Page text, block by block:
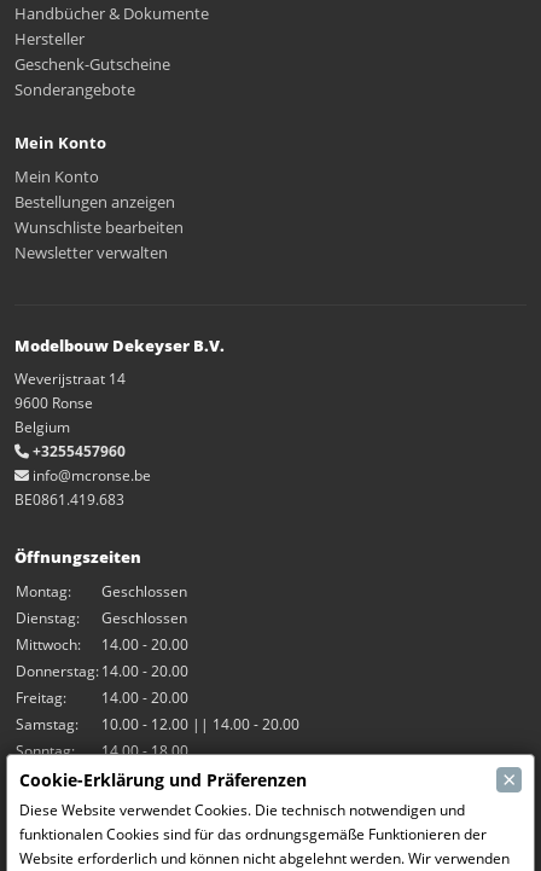
Handbücher & Dokumente
Hersteller
Geschenk-Gutscheine
Sonderangebote
Mein Konto
Mein Konto
Bestellungen anzeigen
Wunschliste bearbeiten
Newsletter verwalten
Modelbouw Dekeyser B.V.
Weverijstraat 14
9600 Ronse
Belgium
+3255457960
info@mcronse.be
BE0861.419.683
Öffnungszeiten
Montag:
Geschlossen
Dienstag:
Geschlossen
Mittwoch:
14.00 - 20.00
Donnerstag:14.00 - 20.00
Freitag:
14.00 - 20.00
Samstag:
10.00 - 12.00 || 14.00 - 20.00
Sonntag:
14.00 - 18.00
Unsere Aktivitäten
Indoor-Halle Hangar7
Cookie-Erklärung und Präferenzen ×
Diese Website verwendet Cookies. Die technisch notwendigen und
funktionalen Cookies sind für das ordnungsgemäße Funktionieren der
Website erforderlich und können nicht abgelehnt werden. Wir verwenden